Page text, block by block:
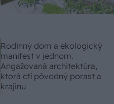
Rodinný dom a ekologický
manifest v jednom.
Angažovaná architektúra,
ktorá ctí pôvodný porast a
krajinu